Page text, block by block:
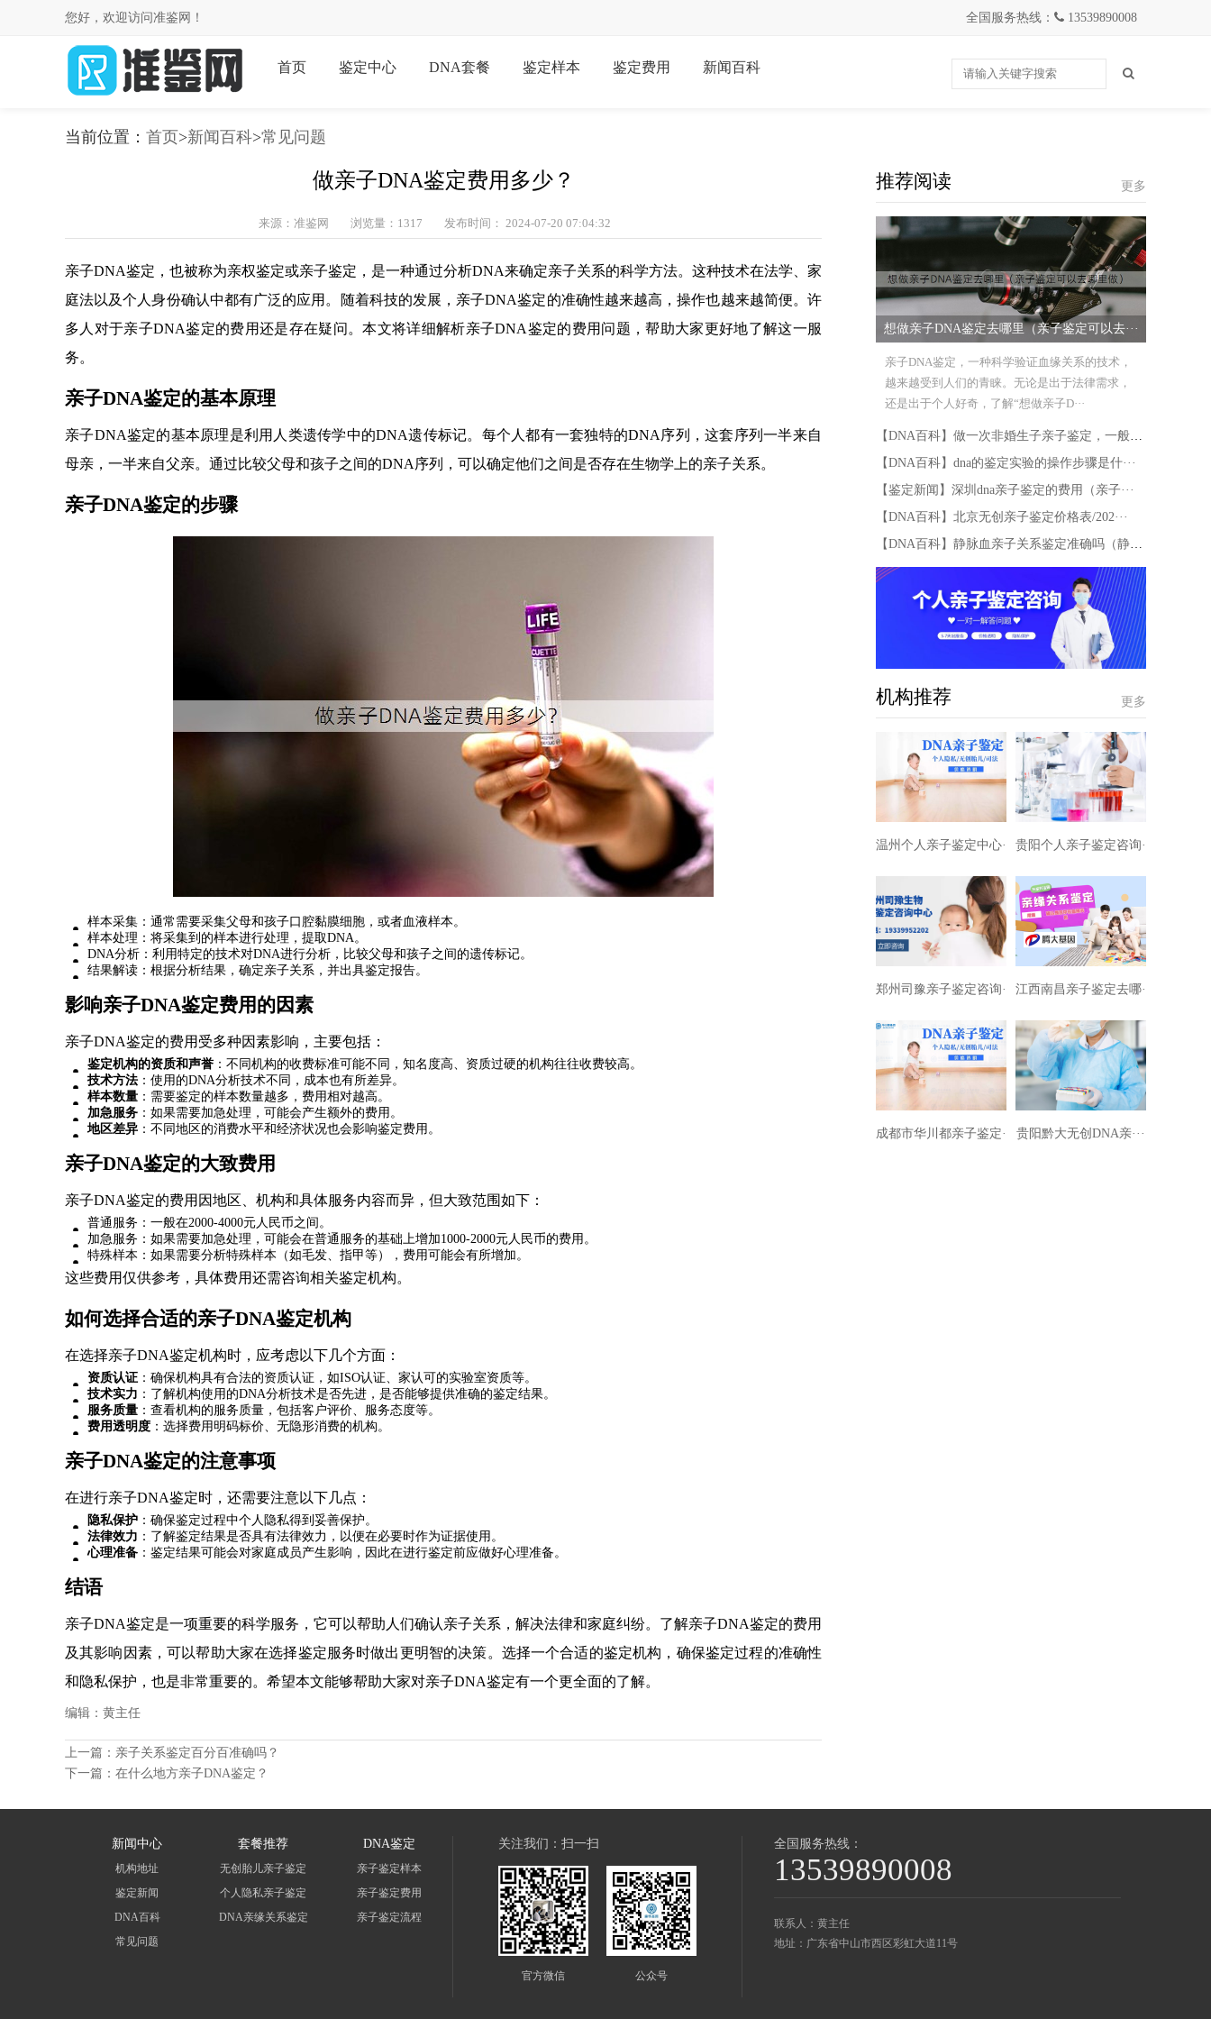
您好，欢迎访问准鉴网！ 全国服务热线： 13539890008
首页 鉴定中心 DNA套餐 鉴定样本 鉴定费用 新闻百科
当前位置： 首页>新闻百科>常见问题
做亲子DNA鉴定费用多少？
来源：准鉴网 浏览量：1317 发布时间： 2024-07-20 07:04:32
亲子DNA鉴定，也被称为亲权鉴定或亲子鉴定，是一种通过分析DNA来确定亲子关系的科学方法。这种技术在法学、家
庭法以及个人身份确认中都有广泛的应用。随着科技的发展，亲子DNA鉴定的准确性越来越高，操作也越来越简便。许
多人对于亲子DNA鉴定的费用还是存在疑问。本文将详细解析亲子DNA鉴定的费用问题，帮助大家更好地了解这一服
务。
亲子DNA鉴定的基本原理
亲子DNA鉴定的基本原理是利用人类遗传学中的DNA遗传标记。每个人都有一套独特的DNA序列，这套序列一半来自
母亲，一半来自父亲。通过比较父母和孩子之间的DNA序列，可以确定他们之间是否存在生物学上的亲子关系。
亲子DNA鉴定的步骤
样本采集：通常需要采集父母和孩子口腔黏膜细胞，或者血液样本。
样本处理：将采集到的样本进行处理，提取DNA。
DNA分析：利用特定的技术对DNA进行分析，比较父母和孩子之间的遗传标记。
结果解读：根据分析结果，确定亲子关系，并出具鉴定报告。
影响亲子DNA鉴定费用的因素
亲子DNA鉴定的费用受多种因素影响，主要包括：
鉴定机构的资质和声誉 ：不同机构的收费标准可能不同，知名度高、资质过硬的机构往往收费较高。
技术方法 ：使用的DNA分析技术不同，成本也有所差异。
样本数量 ：需要鉴定的样本数量越多，费用相对越高。
加急服务 ：如果需要加急处理，可能会产生额外的费用。
地区差异 ：不同地区的消费水平和经济状况也会影响鉴定费用。
亲子DNA鉴定的大致费用
亲子DNA鉴定的费用因地区、机构和具体服务内容而异，但大致范围如下：
普通服务：一般在2000-4000元人民币之间。
加急服务：如果需要加急处理，可能会在普通服务的基础上增加1000-2000元人民币的费用。
特殊样本：如果需要分析特殊样本（如毛发、指甲等），费用可能会有所增加。
这些费用仅供参考，具体费用还需咨询相关鉴定机构。
如何选择合适的亲子DNA鉴定机构
在选择亲子DNA鉴定机构时，应考虑以下几个方面：
资质认证 ：确保机构具有合法的资质认证，如ISO认证、家认可的实验室资质等。
技术实力 ：了解机构使用的DNA分析技术是否先进，是否能够提供准确的鉴定结果。
服务质量 ：查看机构的服务质量，包括客户评价、服务态度等。
费用透明度 ：选择费用明码标价、无隐形消费的机构。
亲子DNA鉴定的注意事项
在进行亲子DNA鉴定时，还需要注意以下几点：
隐私保护 ：确保鉴定过程中个人隐私得到妥善保护。
法律效力 ：了解鉴定结果是否具有法律效力，以便在必要时作为证据使用。
心理准备 ：鉴定结果可能会对家庭成员产生影响，因此在进行鉴定前应做好心理准备。
结语
亲子DNA鉴定是一项重要的科学服务，它可以帮助人们确认亲子关系，解决法律和家庭纠纷。了解亲子DNA鉴定的费用
及其影响因素，可以帮助大家在选择鉴定服务时做出更明智的决策。选择一个合适的鉴定机构，确保鉴定过程的准确性
和隐私保护，也是非常重要的。希望本文能够帮助大家对亲子DNA鉴定有一个更全面的了解。
编辑：黄主任
上一篇： 亲子关系鉴定百分百准确吗？
下一篇： 在什么地方亲子DNA鉴定？
推荐阅读 更多
想做亲子DNA鉴定去哪里（亲子鉴定可以去···
亲子DNA鉴定，一种科学验证血缘关系的技术，
越来越受到人们的青睐。无论是出于法律需求，
还是出于个人好奇，了解“想做亲子D···
【DNA百科】做一次非婚生子亲子鉴定，一般多···
【DNA百科】dna的鉴定实验的操作步骤是什···
【鉴定新闻】深圳dna亲子鉴定的费用（亲子···
【DNA百科】北京无创亲子鉴定价格表/202···
【DNA百科】静脉血亲子关系鉴定准确吗（静脉···
机构推荐 更多
温州个人亲子鉴定中心··· 贵阳个人亲子鉴定咨询···
郑州司豫亲子鉴定咨询··· 江西南昌亲子鉴定去哪···
成都市华川都亲子鉴定··· 贵阳黔大无创DNA亲···
新闻中心
机构地址
鉴定新闻
DNA百科
常见问题
套餐推荐
无创胎儿亲子鉴定
个人隐私亲子鉴定
DNA亲缘关系鉴定
DNA鉴定
亲子鉴定样本
亲子鉴定费用
亲子鉴定流程
关注我们：扫一扫
官方微信 公众号
全国服务热线：
13539890008
联系人：黄主任
地址：广东省中山市西区彩虹大道11号